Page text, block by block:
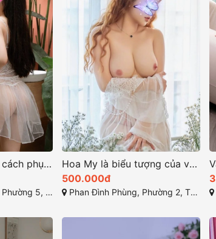
Mỹ Anh Với phong cách phục vụ tinh tế style phong cách
Đà Lạt, Lâm Đồng
Hoa My là biểu tượng của vẻ đẹp tự nhiên thanh khiết
500.000đ
Phan Đình Phùng, Phường 2, Thành phố Đà Lạt, Lâm Đồng